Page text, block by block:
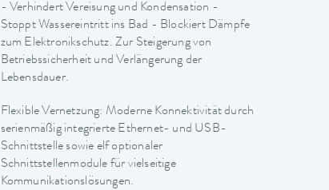
- Verhindert Vereisung und Kondensation -
Stoppt Wassereintritt ins Bad - Blockiert Dämpfe
zum Elektronikschutz. Zur Steigerung von
Betriebssicherheit und Verlängerung der
Lebensdauer.
Flexible Vernetzung: Moderne Konnektivität durch
serienmäßig integrierte Ethernet- und USB-
Schnittstelle sowie elf optionaler
Schnittstellenmodule für vielseitige
Kommunikationslösungen.